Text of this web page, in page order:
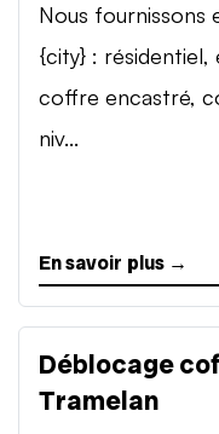
Nous
{city} :
coffre encastré,
niv...
En savoir plus →
Déblocage
Tramelan